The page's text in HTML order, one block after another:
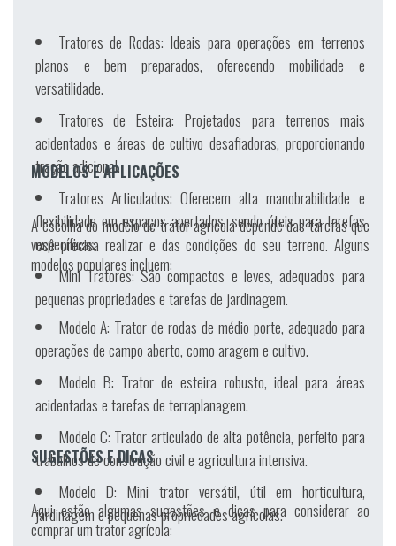
Tratores de Rodas: Ideais para operações em terrenos
planos e bem preparados, oferecendo mobilidade e
versatilidade.
Tratores de Esteira: Projetados para terrenos mais
acidentados e áreas de cultivo desafiadoras, proporcionando
tração adicional.
Tratores Articulados: Oferecem alta manobrabilidade e
flexibilidade em espaços apertados, sendo úteis para tarefas
específicas.
Mini Tratores:São compactos e leves, adequados para
pequenas propriedades e tarefas de jardinagem.
MODELOS E APLICAÇÕES
A escolha do modelo de trator agrícola depende das tarefas que
você precisa realizar e das condições do seu terreno. Alguns
modelos populares incluem:
Modelo A: Trator de rodas de médio porte, adequado para
operações de campo aberto, como aragem e cultivo.
Modelo B: Trator de esteira robusto, ideal para áreas
acidentadas e tarefas de terraplanagem.
Modelo C: Trator articulado de alta potência, perfeito para
trabalhos de construção civil e agricultura intensiva.
Modelo D: Mini trator versátil, útil em horticultura,
jardinagem e pequenas propriedades agrícolas.
SUGESTÕES E DICAS
Aqui estão algumas sugestões e dicas para considerar ao
comprar um trator agrícola: